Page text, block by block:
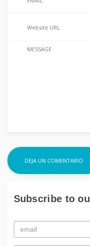
Subscribe to
Email
*